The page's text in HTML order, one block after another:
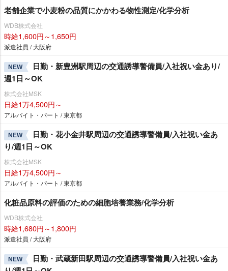
老舗企業で小麦粉の品質にかかわる物性測定/化学分析
WDB株式会社
時給1,600円～1,650円
派遣社員 / 大阪府
NEW
日勤・新豊洲駅周辺の交通誘導警備員/入社祝い金あり/
週1日～OK
株式会社MSK
日給1万4,500円～
アルバイト・パート / 東京都
NEW
日勤・花小金井駅周辺の交通誘導警備員/入社祝い金あ
り/週1日～OK
株式会社MSK
日給1万4,500円～
アルバイト・パート / 東京都
化粧品原料の評価のための細胞培養業務/化学分析
WDB株式会社
時給1,680円～1,800円
派遣社員 / 大阪府
NEW
日勤・武蔵新田駅周辺の交通誘導警備員/入社祝い金あ